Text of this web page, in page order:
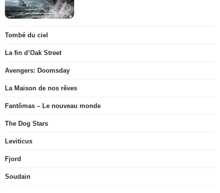
Tombé du ciel
La fin d’Oak Street
Avengers: Doomsday
La Maison de nos rêves
Fantômas – Le nouveau monde
The Dog Stars
Leviticus
Fjord
Soudain